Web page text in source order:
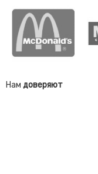
Нам доверяют